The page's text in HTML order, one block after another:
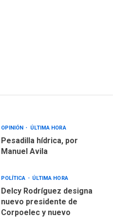
OPINIÓN ÚLTIMA HORA
Pesadilla hídrica, por
Manuel Avila
POLÍTICA ÚLTIMA HORA
Delcy Rodríguez designa
nuevo presidente de
Corpoelec y nuevo